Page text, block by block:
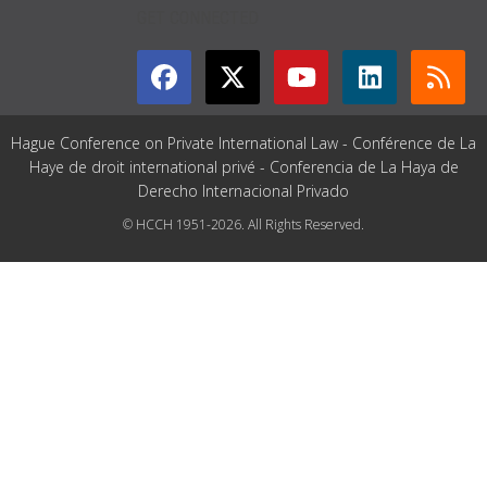
Hague Conference on Private International Law - Conférence de La
Haye de droit international privé - Conferencia de La Haya de
Derecho Internacional Privado
© HCCH 1951-2026. All Rights Reserved.